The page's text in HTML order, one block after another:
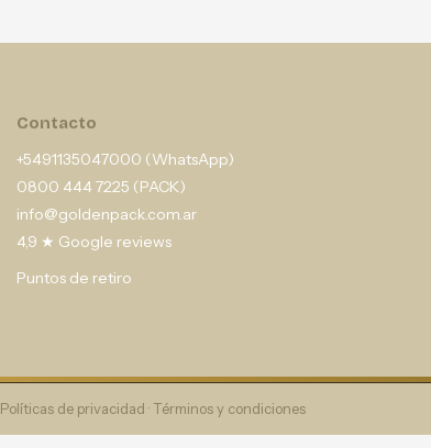
Contacto
+5491135047000 (WhatsApp)
0800 444 7225 (PACK)
info@goldenpack.com.ar
4,9 ★ Google reviews
Puntos de retiro
Políticas de privacidad · Términos y condiciones